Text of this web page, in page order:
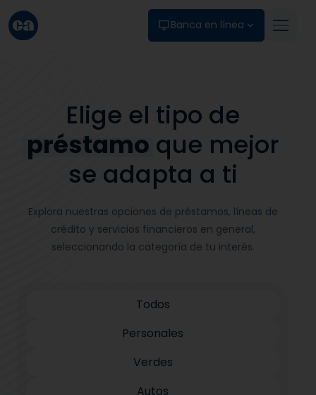
Banca en línea
Elige el tipo de
préstamo que mejor
se adapta a ti
Explora nuestras opciones de préstamos, líneas de
crédito y servicios financieros en general,
seleccionando la categoría de tu interés.
Todos
Personales
Verdes
Autos